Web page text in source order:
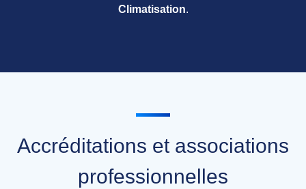
Climatisation.
Accréditations et associations
professionnelles